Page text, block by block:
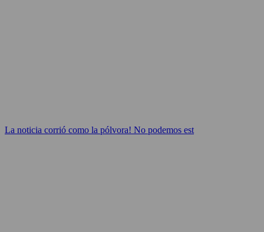
La noticia corrió como la pólvora! No podemos est